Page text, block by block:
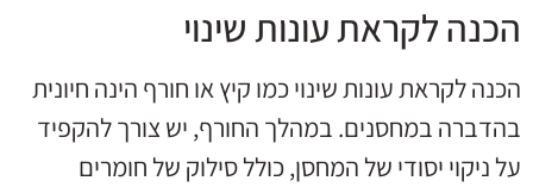
הכנה לקראת עונות שינוי
הכנה לקראת עונות שינוי כמו קיץ או חורף הינה חיונית
בהדברה במחסנים. במהלך החורף, יש צורך להקפיד
על ניקוי יסודי של המחסן, כולל סילוק של חומרים